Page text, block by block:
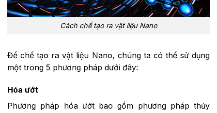
Cách chế tạo ra vật liệu Nano
Để chế tạo ra vật liệu Nano, chúng ta có thể sử dụng
một trong 5 phương pháp dưới đây:
Hóa ướt
Phương pháp hóa ướt bao gồm phương pháp thủy